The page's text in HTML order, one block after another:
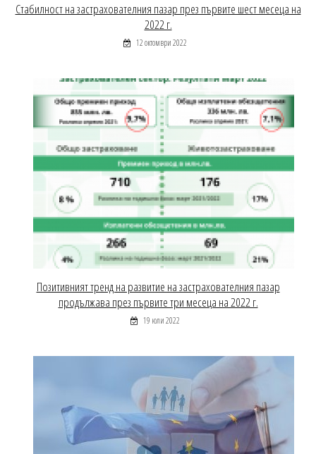
Стабилност на застрахователния пазар през първите шест месеца на
2022 г.
12 октомври 2022
Позитивният тренд на развитие на застрахователния пазар
продължава през първите три месеца на 2022 г.
19 юли 2022